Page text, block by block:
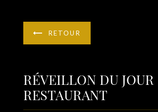
RETOUR
RÉVEILLON DU JOUR
RESTAURANT